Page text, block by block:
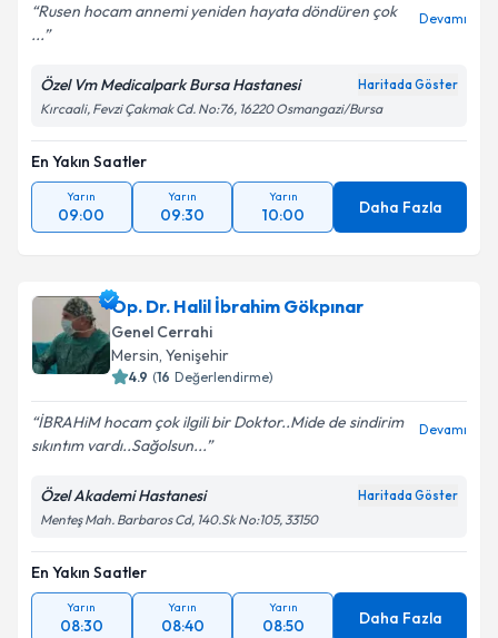
Rusen hocam annemi yeniden hayata döndüren çok
...
Devamı
Özel Vm Medicalpark Bursa Hastanesi Haritada Göster
Kırcaali, Fevzi Çakmak Cd. No:76, 16220 Osmangazi/Bursa
En Yakın Saatler
Yarın
09:00
Yarın
09:30
Yarın
10:00 Daha Fazla
Op. Dr. Halil İbrahim Gökpınar
Genel Cerrahi
Mersin, Yenişehir
4.9 (16 Değerlendirme)
İBRAHiM hocam çok ilgili bir Doktor..Mide de sindirim
sıkıntım vardı..Sağolsun...
Devamı
Özel Akademi Hastanesi Haritada Göster
Menteş Mah. Barbaros Cd, 140.Sk No:105, 33150
En Yakın Saatler
Yarın
08:30
Yarın
08:40
Yarın
08:50 Daha Fazla